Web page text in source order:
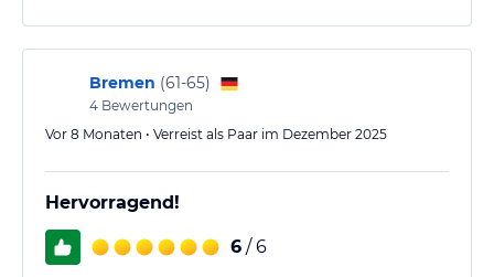
Bremen (61-65)
4 Bewertungen
Vor 8 Monaten • Verreist als Paar im Dezember 2025
Hervorragend!
6 / 6